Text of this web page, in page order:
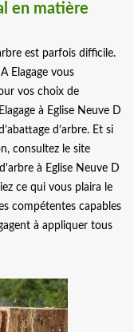
en matière
est parfois difficile.
Elagage vous
vos choix de
à Eglise Neuve D
d’arbre. Et si
consultez le site
à Eglise Neuve D
ce qui vous plaira le
compétentes capables
à appliquer tous